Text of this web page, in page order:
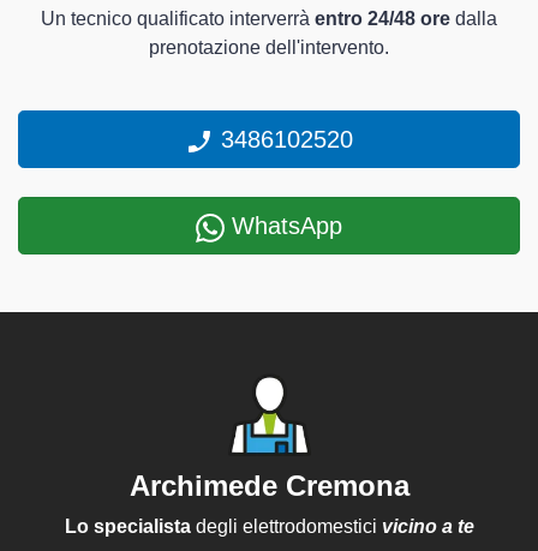
Un tecnico qualificato interverrà entro 24/48 ore dalla
prenotazione dell'intervento.
3486102520
WhatsApp
Archimede Cremona
Lo specialistadegli elettrodomestici vicino a te